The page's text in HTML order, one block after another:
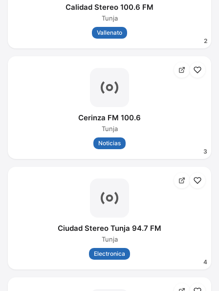
2
Calidad Stereo 100.6 FM
Tunja
Vallenato
3
Cerinza FM 100.6
Tunja
Noticias
4
Ciudad Stereo Tunja 94.7 FM
Tunja
Electronica